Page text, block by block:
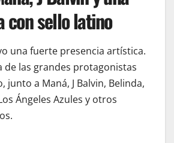
con sello latino
una fuerte presencia artística.
de las grandes protagonistas
junto a Maná, J Balvin, Belinda,
Ángeles Azules y otros